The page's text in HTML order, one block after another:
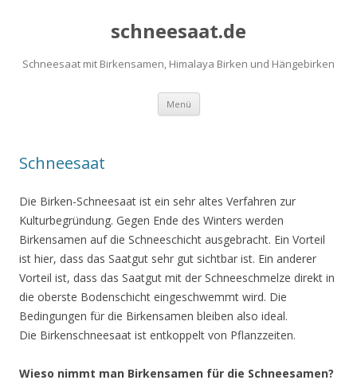
schneesaat.de
Schneesaat mit Birkensamen, Himalaya Birken und Hängebirken
Menü Zum
springen
Schneesaat
Die Birken-Schneesaat ist ein sehr altes Verfahren zur
Kulturbegründung. Gegen Ende des Winters werden
Birkensamen auf die Schneeschicht ausgebracht. Ein Vorteil
ist hier, dass das Saatgut sehr gut sichtbar ist. Ein anderer
Vorteil ist, dass das Saatgut mit der Schneeschmelze direkt in
die oberste Bodenschicht eingeschwemmt wird. Die
Bedingungen für die Birkensamen bleiben also ideal.
Die Birkenschneesaat ist entkoppelt von Pflanzzeiten.
Wieso nimmt man Birkensamen für die Schneesamen?